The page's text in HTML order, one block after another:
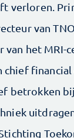
verloren.
van
van het MRI-
chief
betrokken